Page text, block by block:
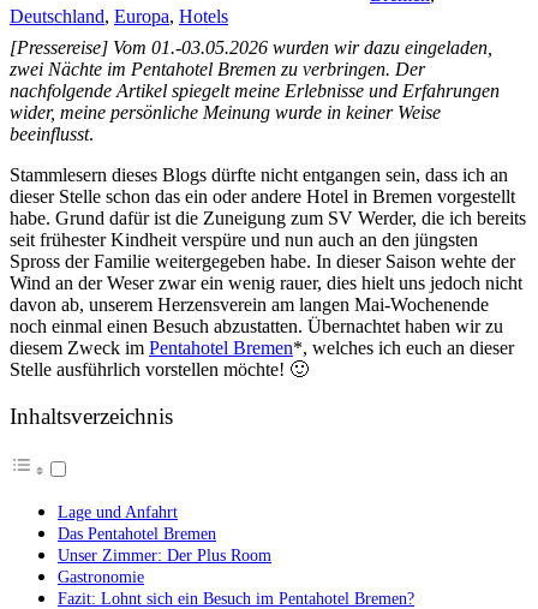
Deutschland, Europa, Hotels
[Pressereise] Vom 01.-03.05.2026 wurden wir dazu eingeladen,
zwei Nächte im Pentahotel Bremen zu verbringen. Der
nachfolgende Artikel spiegelt meine Erlebnisse und Erfahrungen
wider, meine persönliche Meinung wurde in keiner Weise
beeinflusst.
Stammlesern dieses Blogs dürfte nicht entgangen sein, dass ich an
dieser Stelle schon das ein oder andere Hotel in Bremen vorgestellt
habe. Grund dafür ist die Zuneigung zum SV Werder, die ich bereits
seit frühester Kindheit verspüre und nun auch an den jüngsten
Spross der Familie weitergegeben habe. In dieser Saison wehte der
Wind an der Weser zwar ein wenig rauer, dies hielt uns jedoch nicht
davon ab, unserem Herzensverein am langen Mai-Wochenende
noch einmal einen Besuch abzustatten. Übernachtet haben wir zu
diesem Zweck im Pentahotel Bremen*, welches ich euch an dieser
Stelle ausführlich vorstellen möchte! 🙂
Inhaltsverzeichnis
Lage und Anfahrt
Das Pentahotel Bremen
Unser Zimmer: Der Plus Room
Gastronomie
Fazit: Lohnt sich ein Besuch im Pentahotel Bremen?